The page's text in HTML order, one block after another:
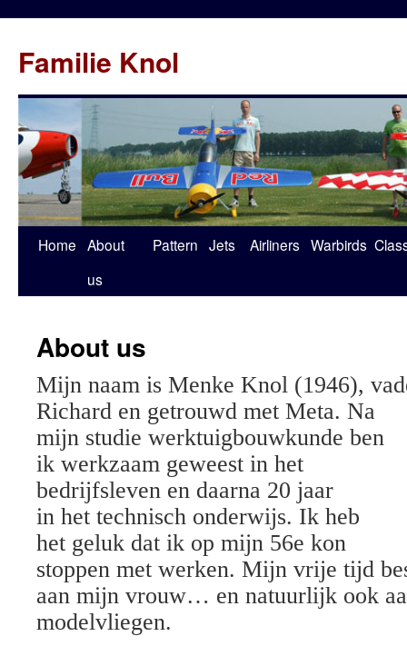
Familie Knol
Home About
us
Pattern Jets Airliners Warbirds
About us
Mijn naam is Menke Knol (1946),
Richard en getrouwd met Meta. Na
mijn studie werktuigbouwkunde ben
ik werkzaam geweest in het
bedrijfsleven en daarna 20 jaar
in het technisch onderwijs. Ik heb
het geluk dat ik op mijn 56e kon
stoppen met werken. Mijn vrije tijd
aan mijn vrouw… en natuurlijk ook
modelvliegen.